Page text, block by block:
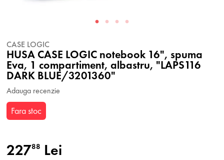
CASE LOGIC
HUSA CASE LOGIC notebook 16", spuma
Eva, 1 compartiment, albastru, "LAPS116
DARK BLUE/3201360"
Adauga recenzie
Fara stoc
22788 Lei